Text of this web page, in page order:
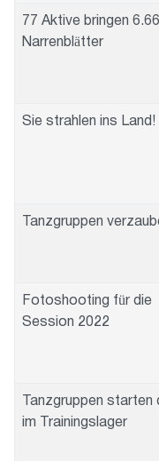
77 Aktive bringen
Narrenblätter
Sie strahlen ins Land!
Tanzgruppen
Fotoshooting für die
Session 2022
Tanzgruppen starten
im Trainingslager